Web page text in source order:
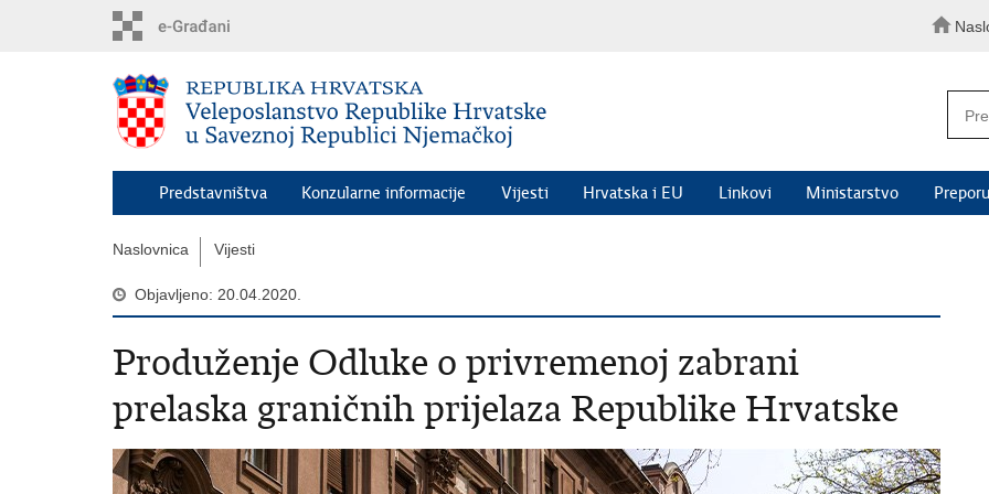
Predstavništva Konzularne informacije Vijesti Hrvatska i EU Linkovi Ministarstvo
Naslovnica Vijesti
Objavljeno: 20.04.2020.
Produženje Odluke o privremenoj zabrani
prelaska graničnih prijelaza Republike Hrvatske